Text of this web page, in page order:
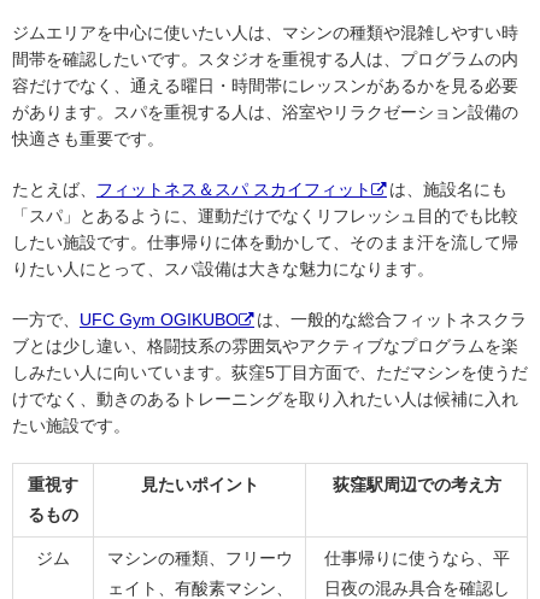
ジムエリアを中心に使いたい人は、マシンの種類や混雑しやすい時
間帯を確認したいです。スタジオを重視する人は、プログラムの内
容だけでなく、通える曜日・時間帯にレッスンがあるかを見る必要
があります。スパを重視する人は、浴室やリラクゼーション設備の
快適さも重要です。
たとえば、 フィットネス＆スパ スカイフィット
は、施設名にも
「スパ」とあるように、運動だけでなくリフレッシュ目的でも比較
したい施設です。仕事帰りに体を動かして、そのまま汗を流して帰
りたい人にとって、スパ設備は大きな魅力になります。
一方で、 UFC Gym OGIKUBO
は、一般的な総合フィットネスクラ
ブとは少し違い、格闘技系の雰囲気やアクティブなプログラムを楽
しみたい人に向いています。荻窪5丁目方面で、ただマシンを使うだ
けでなく、動きのあるトレーニングを取り入れたい人は候補に入れ
たい施設です。
重視す
るもの
見たいポイント 荻窪駅周辺での考え方
ジム
マシンの種類、フリーウ
ェイト、有酸素マシン、
仕事帰りに使うなら、平
日夜の混み具合を確認し